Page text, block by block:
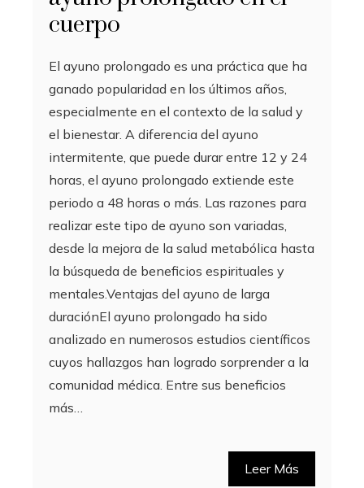
cuerpo
El ayuno prolongado es una práctica que ha
ganado popularidad en los últimos años,
especialmente en el contexto de la salud y
el bienestar. A diferencia del ayuno
intermitente, que puede durar entre 12 y 24
horas, el ayuno prolongado extiende este
periodo a 48 horas o más. Las razones para
realizar este tipo de ayuno son variadas,
desde la mejora de la salud metabólica hasta
la búsqueda de beneficios espirituales y
mentales.Ventajas del ayuno de larga
duraciónEl ayuno prolongado ha sido
analizado en numerosos estudios científicos
cuyos hallazgos han logrado sorprender a la
comunidad médica. Entre sus beneficios
más…
Leer Más